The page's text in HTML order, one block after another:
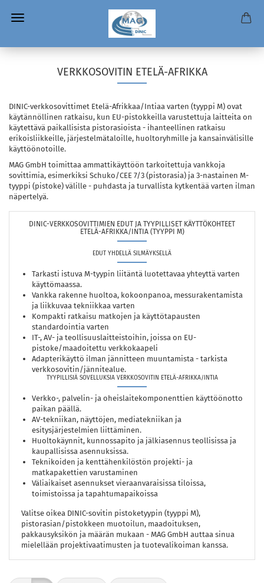
VERKKOSOVITIN ETELÄ-AFRIKKA
DINIC-verkkosovittimet Etelä-Afrikkaa/Intiaa varten (tyyppi M) ovat
käytännöllinen ratkaisu, kun EU-pistokkeilla varustettuja laitteita on
käytettävä paikallisista pistorasioista - ihanteellinen ratkaisu
erikoisliikkeille, järjestelmätaloille, huoltoryhmille ja kansainvälisille
käyttöönotoille.
MAG GmbH toimittaa ammattikäyttöön tarkoitettuja vankkoja
sovittimia, esimerkiksi Schuko/CEE 7/3 (pistorasia) ja 3-nastainen M-
tyyppi (pistoke) välille - puhdasta ja turvallista kytkentää varten ilman
näpertelyä.
DINIC-VERKKOSOVITTIMIEN EDUT JA TYYPILLISET KÄYTTÖKOHTEET
ETELÄ-AFRIKKA/INTIA (TYYPPI M)
EDUT YHDELLÄ SILMÄYKSELLÄ
Tarkasti istuva M-tyypin liitäntä luotettavaa yhteyttä varten
käyttömaassa.
Vankka rakenne huoltoa, kokoonpanoa, messurakentamista
ja liikkuvaa tekniikkaa varten
Kompakti ratkaisu matkojen ja käyttötapausten
standardointia varten
IT-, AV- ja teollisuuslaitteistoihin, joissa on EU-
pistoke/maadoitettu verkkokaapeli
Adapterikäyttö ilman jännitteen muuntamista - tarkista
verkkosovitin/jännitealue.
TYYPILLISIÄ SOVELLUKSIA VERKKOSOVITIN ETELÄ-AFRIKKA/INTIA
Verkko-, palvelin- ja oheislaitekomponenttien käyttöönotto
paikan päällä.
AV-tekniikan, näyttöjen, mediatekniikan ja
esitysjärjestelmien liittäminen.
Huoltokäynnit, kunnossapito ja jälkiasennus teollisissa ja
kaupallisissa asennuksissa.
Teknikoiden ja kenttähenkilöstön projekti- ja
matkapakettien varustaminen
Väliaikaiset asennukset vieraanvaraisissa tiloissa,
toimistoissa ja tapahtumapaikoissa
Valitse oikea DINIC-sovitin pistoketyypin (tyyppi M),
pistorasian/pistokkeen muotoilun, maadoituksen,
pakkausyksikön ja määrän mukaan - MAG GmbH auttaa sinua
mielellään projektivaatimusten ja tuotevalikoiman kanssa.